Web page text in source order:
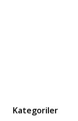
Kategoriler